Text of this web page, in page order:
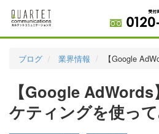
実績・お客様の声
初めて導入をお考えの方
ブログ 業界情報 【Google
【Google
ケティングを使っ